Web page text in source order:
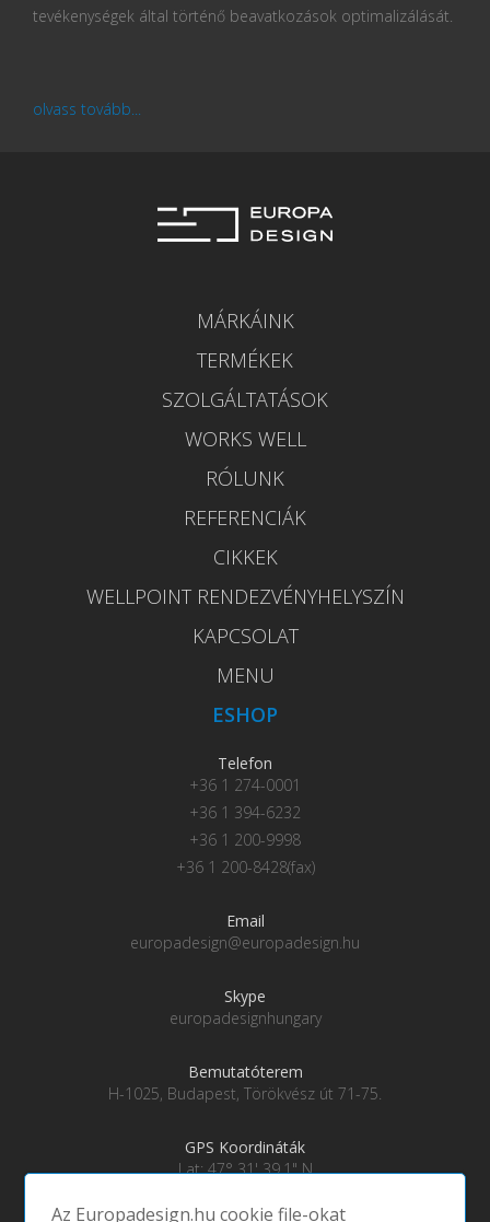
tevékenységek által történő beavatkozások optimalizálását.
olvass tovább...
MÁRKÁINK
TERMÉKEK
SZOLGÁLTATÁSOK
WORKS WELL
RÓLUNK
REFERENCIÁK
CIKKEK
WELLPOINT RENDEZVÉNYHELYSZÍN
KAPCSOLAT
MENU
ESHOP
Telefon
+36 1 274-0001
+36 1 394-6232
+36 1 200-9998
+36 1 200-8428(fax)
Email
europadesign@europadesign.hu
Skype
europadesignhungary
Bemutatóterem
H-1025, Budapest, Törökvész út 71-75.
GPS Koordináták
Lat: 47° 31' 39.1" N
Az Europadesign.hu cookie file-okat